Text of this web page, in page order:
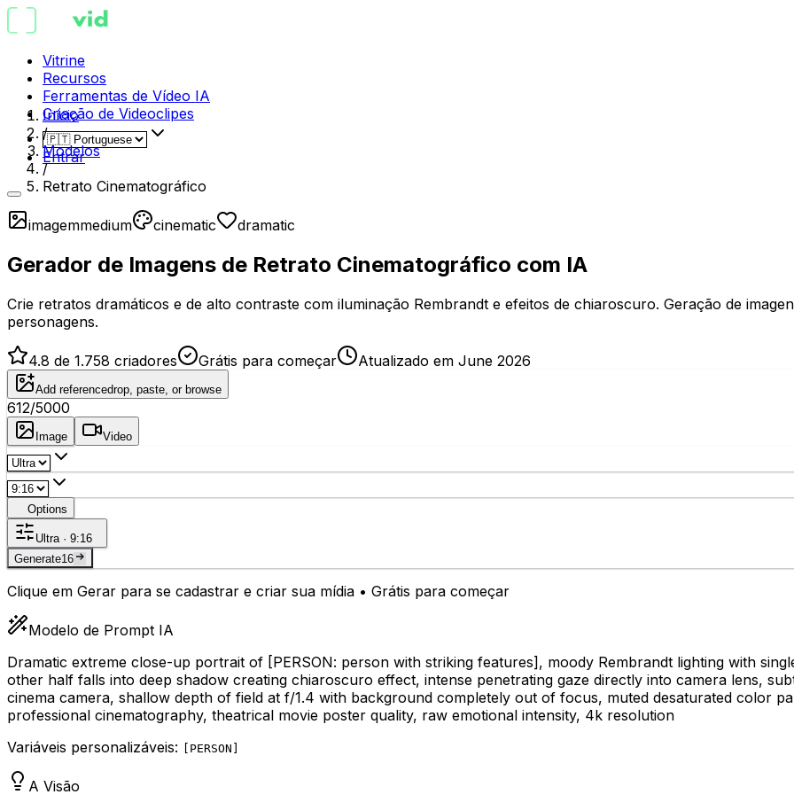
Vitrine
Recursos
Ferramentas de Vídeo IA
Criação de Videoclipes
Entrar
Início
/
Modelos
/
Retrato Cinematográfico
imagemmedium cinematic dramatic
Gerador de Imagens de Retrato Cinematográfico com IA
Crie retratos dramáticos e de alto contraste com iluminação Rembrandt e efeitos de chiaroscuro. Geração de
personagens.
4.8 de 1.758 criadores Grátis para começar Atualizado em June 2026
Add referencedrop, paste, or browse
612/5000
Image Video
Options
Ultra · 9:16
Generate16
Clique em Gerar para se cadastrar e criar sua mídia • Grátis para começar
Modelo de Prompt IA
Dramatic extreme close-up portrait of [PERSON: person with striking features], moody Rembrandt lighting with
other half falls into deep shadow creating chiaroscuro effect, intense penetrating gaze directly into camera lens,
cinema camera, shallow depth of field at f/1.4 with background completely out of focus, muted desaturated color
professional cinematography, theatrical movie poster quality, raw emotional intensity, 4k resolution
Variáveis personalizáveis:
PERSON
A Visão